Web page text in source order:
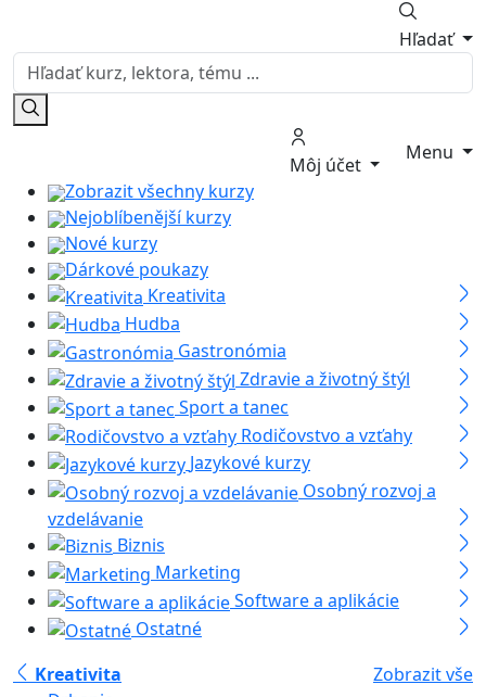
Hľadať
Môj účet
Menu
Zobrazit všechny kurzy
Nejoblíbenější kurzy
Nové kurzy
Dárkové poukazy
Kreativita
Hudba
Gastronómia
Zdravie a životný štýl
Sport a tanec
Rodičovstvo a vzťahy
Jazykové kurzy
Osobný rozvoj a
vzdelávanie
Biznis
Marketing
Software a aplikácie
Ostatné
Kreativita
Zobrazit vše